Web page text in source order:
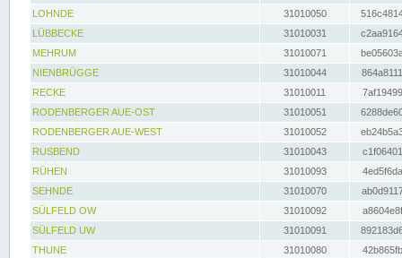
LOHNDE
31010050
LÜBBECKE
31010031
MEHRUM
31010071
NIENBRÜGGE
31010044
RECKE
31010011
RODENBERGER AUE-OST
31010051
RODENBERGER AUE-WEST
31010052
RUSBEND
31010043
RÜHEN
31010093
SEHNDE
31010070
SÜLFELD OW
31010092
SÜLFELD UW
31010091
THUNE
31010080